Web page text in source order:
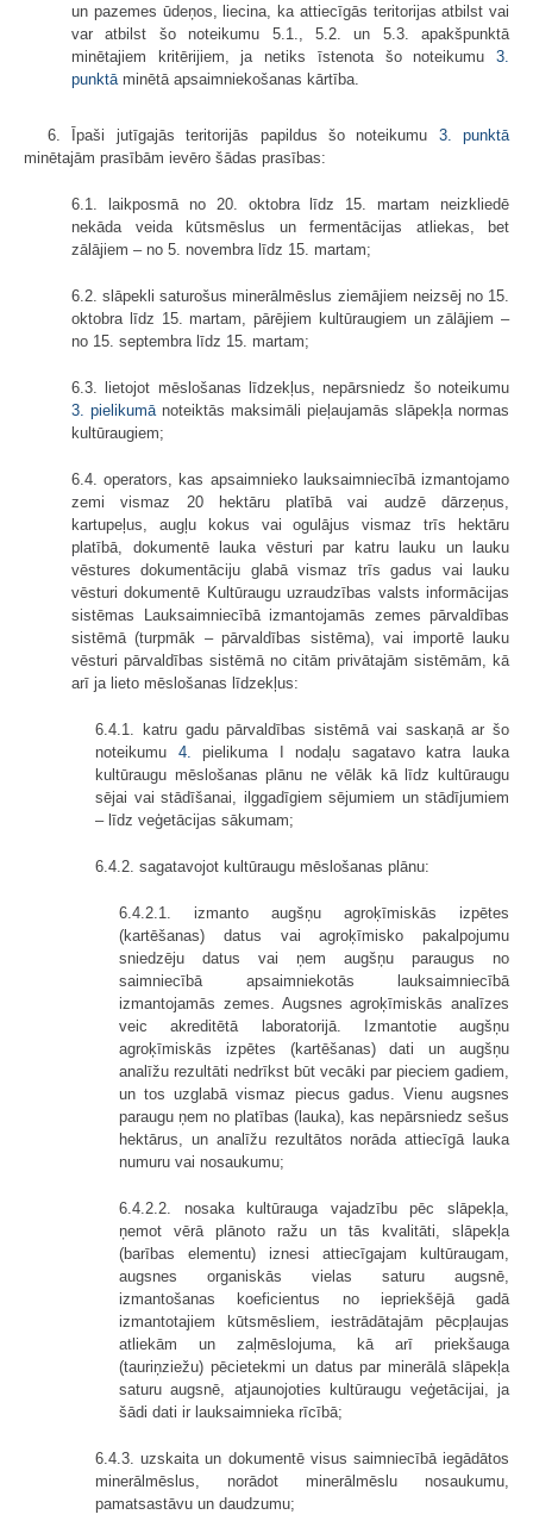
un pazemes ūdeņos, liecina, ka attiecīgās teritorijas atbilst vai
var atbilst šo noteikumu 5.1., 5.2. un 5.3. apakšpunktā
minētajiem kritērijiem, ja netiks īstenota šo noteikumu 3.
punktā minētā apsaimniekošanas kārtība.
6. Īpaši jutīgajās teritorijās papildus šo noteikumu 3. punktā
minētajām prasībām ievēro šādas prasības:
6.1. laikposmā no 20. oktobra līdz 15. martam neizkliedē
nekāda veida kūtsmēslus un fermentācijas atliekas, bet
zālājiem – no 5. novembra līdz 15. martam;
6.2. slāpekli saturošus minerālmēslus ziemājiem neizsēj no 15.
oktobra līdz 15. martam, pārējiem kultūraugiem un zālājiem –
no 15. septembra līdz 15. martam;
6.3. lietojot mēslošanas līdzekļus, nepārsniedz šo noteikumu
3. pielikumā noteiktās maksimāli pieļaujamās slāpekļa normas
kultūraugiem;
6.4. operators, kas apsaimnieko lauksaimniecībā izmantojamo
zemi vismaz 20 hektāru platībā vai audzē dārzeņus,
kartupeļus, augļu kokus vai ogulājus vismaz trīs hektāru
platībā, dokumentē lauka vēsturi par katru lauku un lauku
vēstures dokumentāciju glabā vismaz trīs gadus vai lauku
vēsturi dokumentē Kultūraugu uzraudzības valsts informācijas
sistēmas Lauksaimniecībā izmantojamās zemes pārvaldības
sistēmā (turpmāk – pārvaldības sistēma), vai importē lauku
vēsturi pārvaldības sistēmā no citām privātajām sistēmām, kā
arī ja lieto mēslošanas līdzekļus:
6.4.1. katru gadu pārvaldības sistēmā vai saskaņā ar šo
noteikumu 4.
pielikuma I nodaļu sagatavo katra lauka
kultūraugu mēslošanas plānu ne vēlāk kā līdz kultūraugu
sējai vai stādīšanai, ilggadīgiem sējumiem un stādījumiem
– līdz veģetācijas sākumam;
6.4.2. sagatavojot kultūraugu mēslošanas plānu:
6.4.2.1. izmanto augšņu agroķīmiskās izpētes
(kartēšanas) datus vai agroķīmisko pakalpojumu
sniedzēju datus vai ņem augšņu paraugus no
saimniecībā apsaimniekotās lauksaimniecībā
izmantojamās zemes. Augsnes agroķīmiskās analīzes
veic akreditētā laboratorijā. Izmantotie augšņu
agroķīmiskās izpētes (kartēšanas) dati un augšņu
analīžu rezultāti nedrīkst būt vecāki par pieciem gadiem,
un tos uzglabā vismaz piecus gadus. Vienu augsnes
paraugu ņem no platības (lauka), kas nepārsniedz sešus
hektārus, un analīžu rezultātos norāda attiecīgā lauka
numuru vai nosaukumu;
6.4.2.2. nosaka kultūrauga vajadzību pēc slāpekļa,
ņemot vērā plānoto ražu un tās kvalitāti, slāpekļa
(barības elementu) iznesi attiecīgajam kultūraugam,
augsnes organiskās vielas saturu augsnē,
izmantošanas koeficientus no iepriekšējā gadā
izmantotajiem kūtsmēsliem, iestrādātajām pēcpļaujas
atliekām un zaļmēslojuma, kā arī priekšauga
(tauriņziežu) pēcietekmi un datus par minerālā slāpekļa
saturu augsnē, atjaunojoties kultūraugu veģetācijai, ja
šādi dati ir lauksaimnieka rīcībā;
6.4.3. uzskaita un dokumentē visus saimniecībā iegādātos
minerālmēslus, norādot minerālmēslu nosaukumu,
pamatsastāvu un daudzumu;